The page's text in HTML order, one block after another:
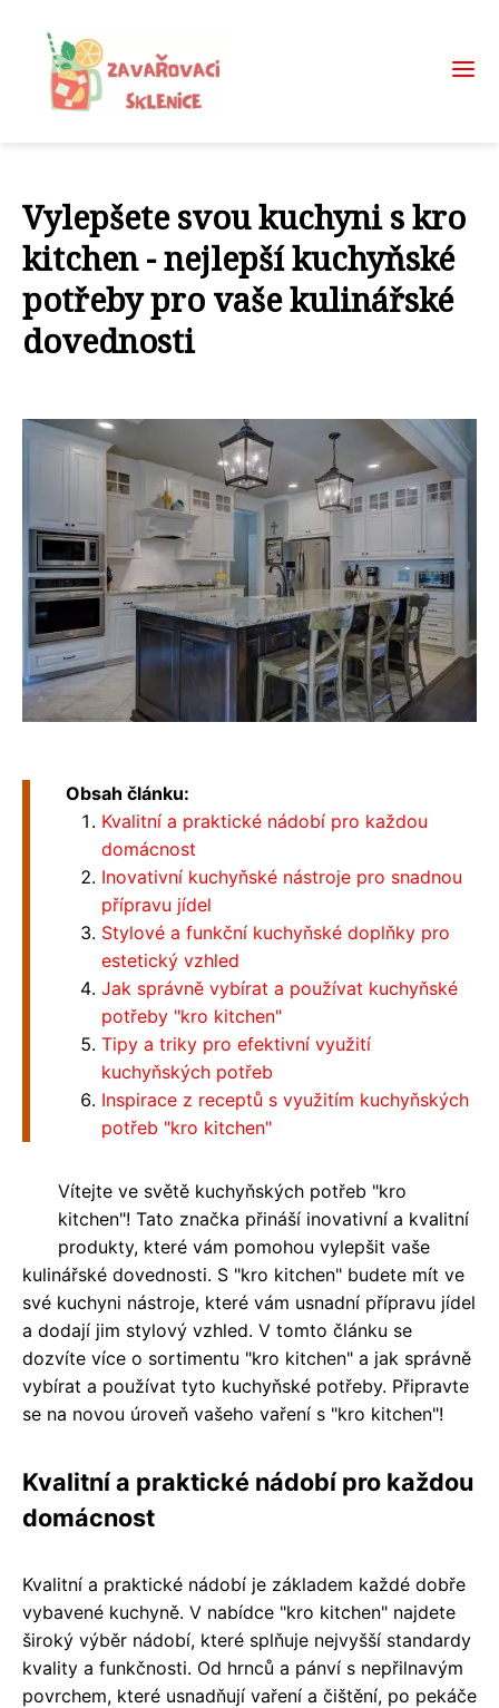
Vylepšete svou kuchyni s kro
kitchen - nejlepší kuchyňské
potřeby pro vaše kulinářské
dovednosti
Obsah článku:
Kvalitní a praktické nádobí pro každou
domácnost
Inovativní kuchyňské nástroje pro snadnou
přípravu jídel
Stylové a funkční kuchyňské doplňky pro
estetický vzhled
Jak správně vybírat a používat kuchyňské
potřeby "kro kitchen"
Tipy a triky pro efektivní využití
kuchyňských potřeb
Inspirace z receptů s využitím kuchyňských
potřeb "kro kitchen"
Vítejte ve světě kuchyňských potřeb "kro
kitchen"! Tato značka přináší inovativní a kvalitní
produkty, které vám pomohou vylepšit vaše
kulinářské dovednosti. S "kro kitchen" budete mít ve
své kuchyni nástroje, které vám usnadní přípravu jídel
a dodají jim stylový vzhled. V tomto článku se
dozvíte více o sortimentu "kro kitchen" a jak správně
vybírat a používat tyto kuchyňské potřeby. Připravte
se na novou úroveň vašeho vaření s "kro kitchen"!
Kvalitní a praktické nádobí pro každou
domácnost
Kvalitní a praktické nádobí je základem každé dobře
vybavené kuchyně. V nabídce "kro kitchen" najdete
široký výběr nádobí, které splňuje nejvyšší standardy
kvality a funkčnosti. Od hrnců a pánví s nepřilnavým
povrchem, které usnadňují vaření a čištění, po pekáče